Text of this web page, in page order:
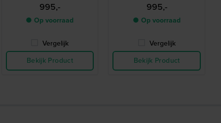
995,-
● Op voorraad
Vergelijk
Bekijk Product
995,-
● Op voorraad
Vergelijk
Bekijk Product